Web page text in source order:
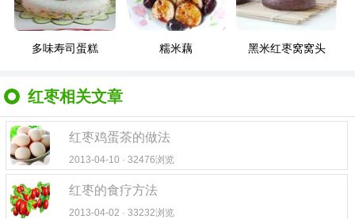
多味寿司蛋糕 糯米藕 黑米红枣窝窝头
红枣相关文章
红枣鸡蛋茶的做法
2013-04-10 · 32476浏览
红枣的食疗方法
2013-04-02 · 33232浏览